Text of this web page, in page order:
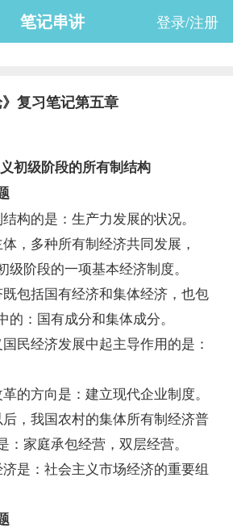
笔记串讲 登录/注册
复习笔记第五章
级阶段的所有制结构
的是：生产力发展的状况。
多种所有制经济共同发展，
阶段的一项基本经济制度。
括国有经济和集体经济，也包
：国有成分和集体成分。
经济发展中起主导作用的是：
方向是：建立现代企业制度。
我国农村的集体所有制经济普
家庭承包经营，双层经营。
：社会主义市场经济的重要组